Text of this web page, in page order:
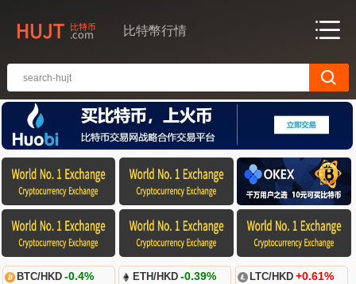
比特幣行情
BTC/HKD -0.4% ETH/HKD -0.39% LTC/HKD +0.61%